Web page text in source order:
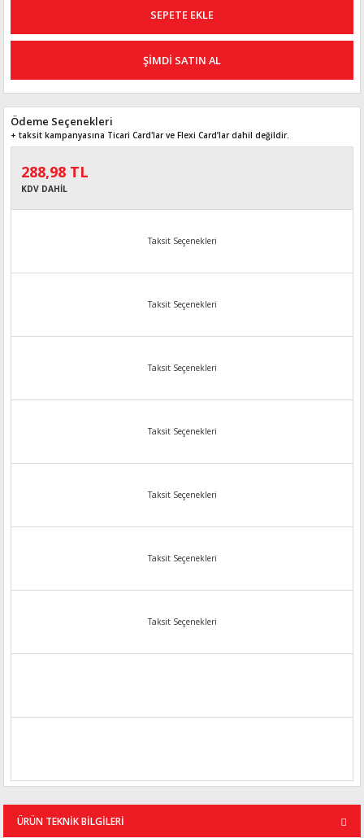
SEPETE EKLE
ŞİMDİ SATIN AL
Ödeme Seçenekleri
+ taksit kampanyasına Ticari Card'lar ve Flexi Card’lar dahil değildir.
288,98 TL
KDV DAHİL
Taksit Seçenekleri
Taksit Seçenekleri
Taksit Seçenekleri
Taksit Seçenekleri
Taksit Seçenekleri
Taksit Seçenekleri
Taksit Seçenekleri
ÜRÜN TEKNİK BİLGİLERİ